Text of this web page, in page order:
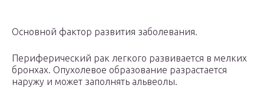
Основной фактор развития заболевания.
Периферический рак легкого развивается в мелких
бронхах. Опухолевое образование разрастается
наружу и может заполнять альвеолы.